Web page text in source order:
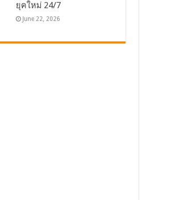
ยุคใหม่ 24/7
June 22, 2026